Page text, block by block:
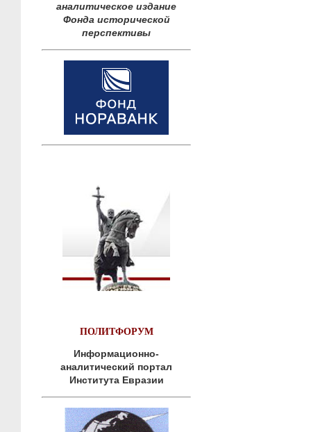
аналитическое издание
Фонда исторической
перспективы
ПОЛИТФОРУМ
Информационно-
аналитический портал
Института Евразии